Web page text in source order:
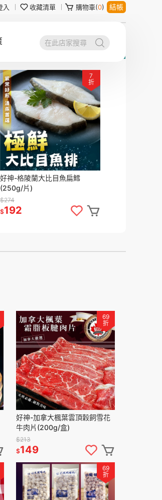
入 收藏清單 購物車(0) 結帳
7
折
好神-格陵蘭大比目魚扁鱈
(250g/片)
$274
$192
69
折
好神-加拿大楓葉雲頂穀飼雪花
牛肉片(200g/盒)
$213
$149
69
折